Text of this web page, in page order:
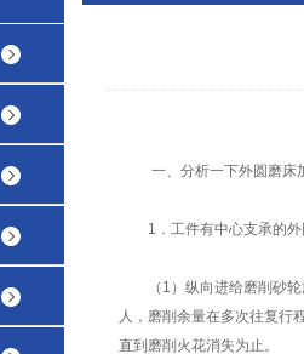
一、分析一下外圆磨床
1．工件有中心支承的外
（1）纵向进给磨削砂轮
人，磨削余量在多次往复行
直到磨削火花消失为止。